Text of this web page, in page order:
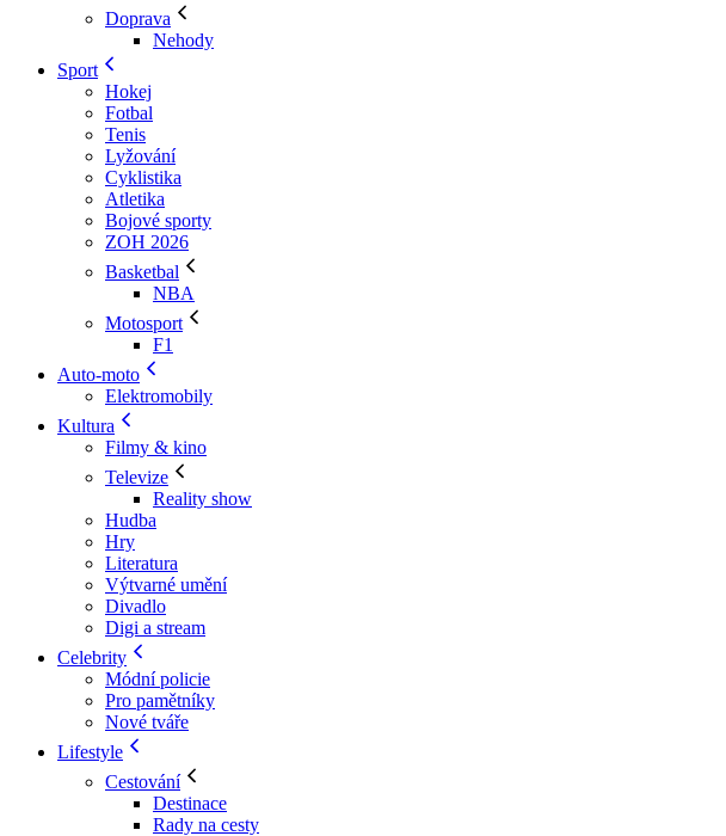
Doprava
Nehody
Sport
Hokej
Fotbal
Tenis
Lyžování
Cyklistika
Atletika
Bojové sporty
ZOH 2026
Basketbal
NBA
Motosport
F1
Auto-moto
Elektromobily
Kultura
Filmy & kino
Televize
Reality show
Hudba
Hry
Literatura
Výtvarné umění
Divadlo
Digi a stream
Celebrity
Módní policie
Pro pamětníky
Nové tváře
Lifestyle
Cestování
Destinace
Rady na cesty